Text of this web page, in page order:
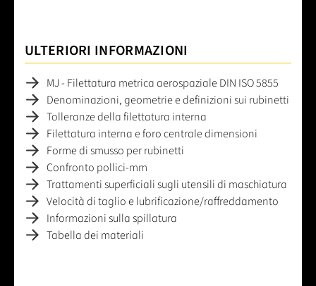
ULTERIORI INFORMAZIONI
MJ - Filettatura metrica aerospaziale DIN ISO 5855
Denominazioni, geometrie e definizioni sui rubinetti
Tolleranze della filettatura interna
Filettatura interna e foro centrale dimensioni
Forme di smusso per rubinetti
Confronto pollici-mm
Trattamenti superficiali sugli utensili di maschiatura
Velocità di taglio e lubrificazione/raffreddamento
Informazioni sulla spillatura
Tabella dei materiali